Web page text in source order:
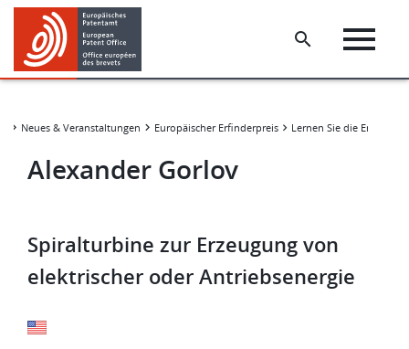
Skip
main
content
Skip
footer
Neues & Veranstaltungen Europäischer Erfinderpreis
Alexander Gorlov
Spiralturbine zur Erzeugung von
elektrischer oder Antriebsenergie